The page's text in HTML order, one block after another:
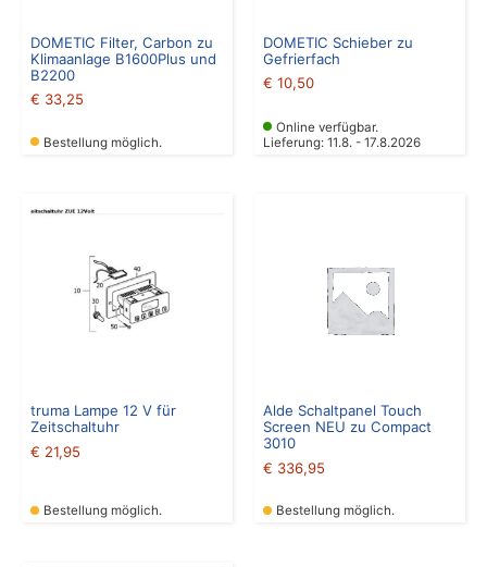
DOMETIC Filter, Carbon zu
Klimaanlage B1600Plus und
B2200
€ 33,25
Bestellung möglich.
DOMETIC Schieber zu
Gefrierfach
€ 10,50
Online verfügbar.
Lieferung: 11.8. - 17.8.2026
truma Lampe 12 V für
Zeitschaltuhr
€ 21,95
Bestellung möglich.
Alde Schaltpanel Touch
Screen NEU zu Compact
3010
€ 336,95
Bestellung möglich.